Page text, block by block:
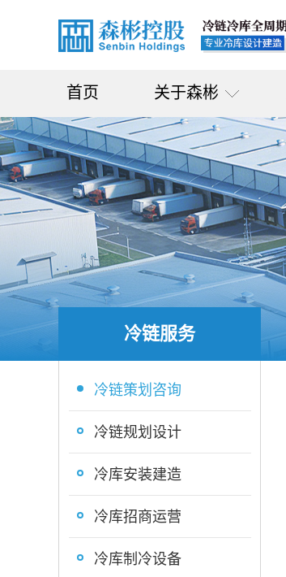
首页 关于森彬
冷链服务
冷链策划咨询
冷链规划设计
冷库安装建造
冷库招商运营
冷库制冷设备